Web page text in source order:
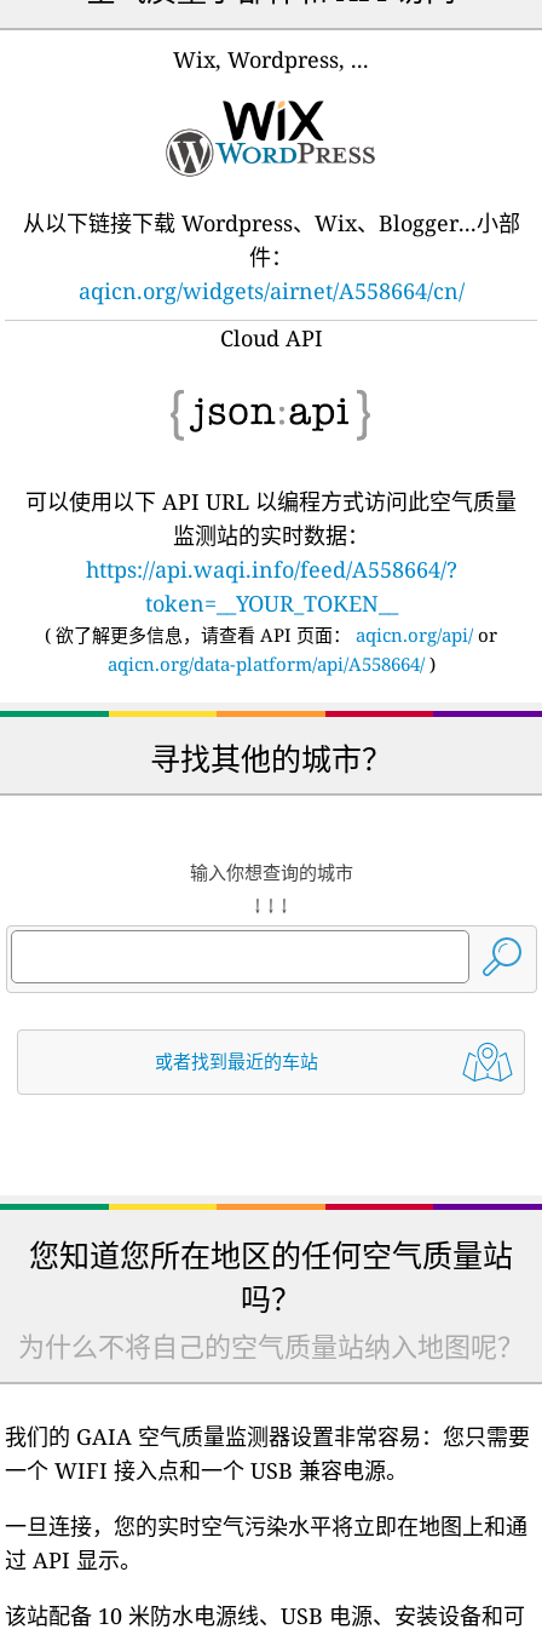
Wix, Wordpress, ...
从以下链接下载 Wordpress、Wix、Blogger...小部
件：
aqicn.org/widgets/airnet/A558664/cn/
Cloud API
可以使用以下 API URL 以编程方式访问此空气质量
监测站的实时数据：
https://api.waqi.info/feed/A558664/?
token=__YOUR_TOKEN__
( 欲了解更多信息，请查看 API 页面： aqicn.org/api/or
aqicn.org/data-platform/api/A558664/)
寻找其他的城市？
输入你想查询的城市
↓ ↓ ↓
或者找到最近的车站
您知道您所在地区的任何空气质量站
吗？
为什么不将自己的空气质量站纳入地图呢？
我们的 GAIA 空气质量监测器设置非常容易：您只需要
一个 WIFI 接入点和一个 USB 兼容电源。
一旦连接，您的实时空气污染水平将立即在地图上和通
过 API 显示。
该站配备 10 米防水电源线、USB 电源、安装设备和可